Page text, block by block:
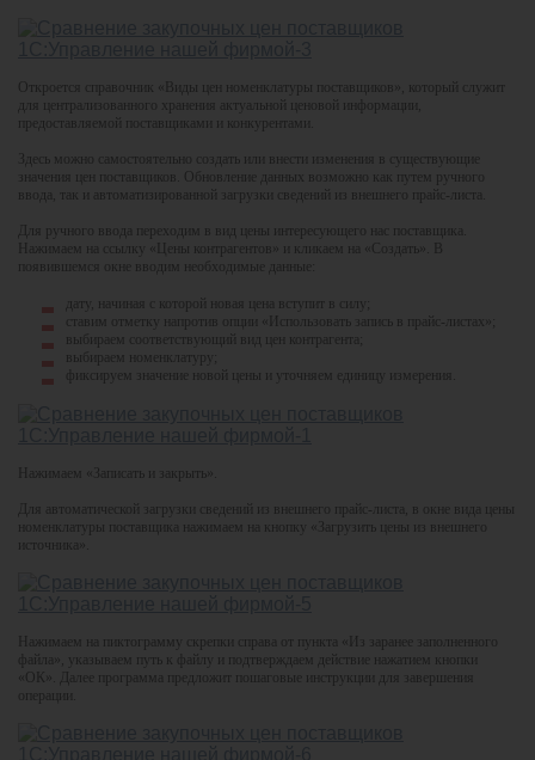
Откроется справочник «Виды цен номенклатуры поставщиков», который служит
для централизованного хранения актуальной ценовой информации,
предоставляемой поставщиками и конкурентами.
Здесь можно самостоятельно создать или внести изменения в существующие
значения цен поставщиков. Обновление данных возможно как путем ручного
ввода, так и автоматизированной загрузки сведений из внешнего прайс-листа.
Для ручного ввода переходим в вид цены интересующего нас поставщика.
Нажимаем на ссылку «Цены контрагентов» и кликаем на «Создать». В
появившемся окне вводим необходимые данные:
дату, начиная с которой новая цена вступит в силу;
ставим отметку напротив опции «Использовать запись в прайс-листах»;
выбираем соответствующий вид цен контрагента;
выбираем номенклатуру;
фиксируем значение новой цены и уточняем единицу измерения.
Нажимаем «Записать и закрыть».
Для автоматической загрузки сведений из внешнего прайс-листа, в окне вида цены
номенклатуры поставщика нажимаем на кнопку «Загрузить цены из внешнего
источника».
Нажимаем на пиктограмму скрепки справа от пункта «Из заранее заполненного
файла», указываем путь к файлу и подтверждаем действие нажатием кнопки
«ОК». Далее программа предложит пошаговые инструкции для завершения
операции.